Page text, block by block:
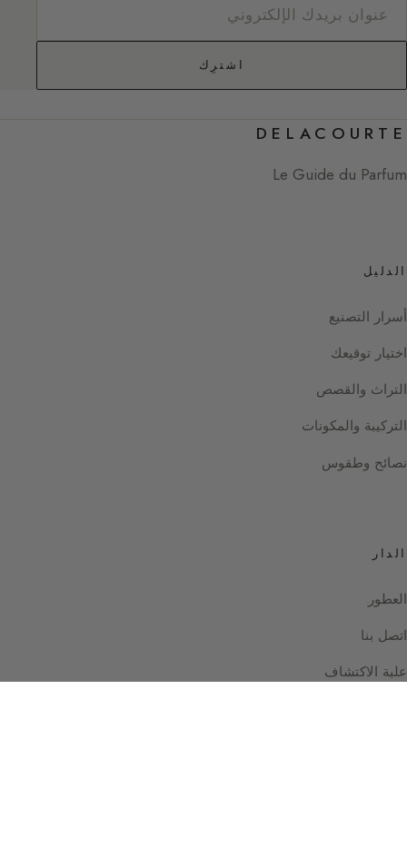
اشترِك
DELACOURTE
Le Guide du Parfum
الدليل
أسرار التصنيع
اختيار توقيعك
التراث والقصص
التركيبة والمكونات
نصائح وطقوس
الدار
العطور
اتصل بنا
علبة الاكتشاف